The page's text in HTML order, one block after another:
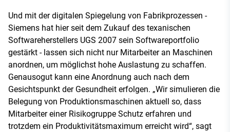
Und mit der digitalen Spiegelung von Fabrikprozessen -
Siemens hat hier seit dem Zukauf des texanischen
Softwareherstellers UGS 2007 sein Softwareportfolio
gestärkt - lassen sich nicht nur Mitarbeiter an Maschinen
anordnen, um möglichst hohe Auslastung zu schaffen.
Genausogut kann eine Anordnung auch nach dem
Gesichtspunkt der Gesundheit erfolgen. „Wir simulieren die
Belegung von Produktionsmaschinen aktuell so, dass
Mitarbeiter einer Risikogruppe Schutz erfahren und
trotzdem ein Produktivitätsmaximum erreicht wird“, sagt